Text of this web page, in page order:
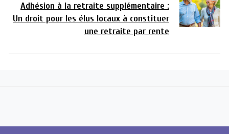
Adhésion à la retraite supplémentaire :
Un droit pour les élus locaux à constituer
une retraite par rente